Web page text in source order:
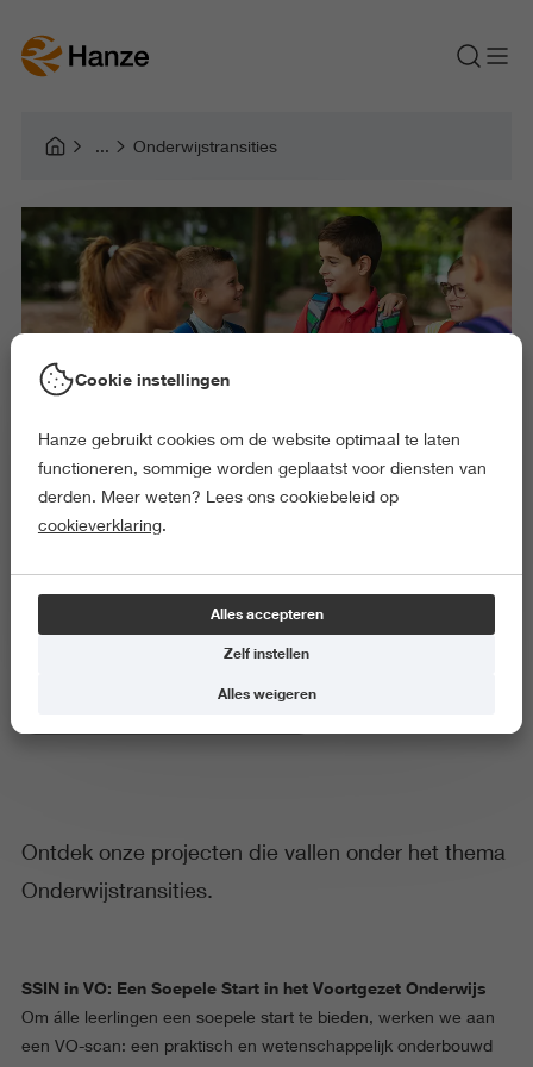
Onderwijstransities
Onderwijs­transities
Ontdek onze projecten die vallen onder het thema
Onderwijstransities.
SSIN in VO: Een Soepele Start in het Voortgezet Onderwijs
Om álle leerlingen een soepele start te bieden, werken we aan
een VO-scan: een praktisch en wetenschappelijk onderbouwd
Cookie instellingen
Hanze gebruikt cookies om de website optimaal te laten
functioneren, sommige worden geplaatst voor diensten van
derden. Meer weten? Lees ons cookiebeleid op
cookieverklaring.
Alles accepteren
Zelf instellen
Alles weigeren